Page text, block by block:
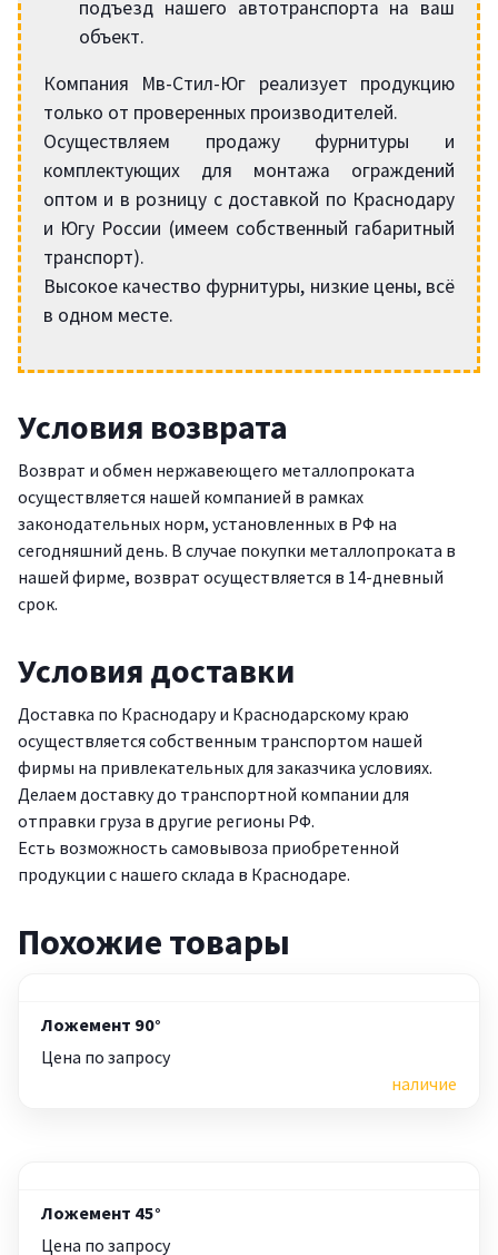
подъезд нашего автотранспорта на ваш
объект.
Компания Мв-Стил-Юг реализует продукцию
только от проверенных производителей.
Осуществляем продажу фурнитуры и
комплектующих для монтажа ограждений
оптом и в розницу с доставкой по Краснодару
и Югу России (имеем собственный габаритный
транспорт).
Высокое качество фурнитуры, низкие цены, всё
в одном месте.
Условия возврата
Возврат и обмен нержавеющего металлопроката
осуществляется нашей компанией в рамках
законодательных норм, установленных в РФ на
сегодняшний день. В случае покупки металлопроката в
нашей фирме, возврат осуществляется в 14-дневный
срок.
Условия доставки
Доставка по Краснодару и Краснодарскому краю
осуществляется собственным транспортом нашей
фирмы на привлекательных для заказчика условиях.
Делаем доставку до транспортной компании для
отправки груза в другие регионы РФ.
Есть возможность самовывоза приобретенной
продукции с нашего склада в Краснодаре.
Похожие товары
Ложемент 90°
Цена по запросу
наличие
Ложемент 45°
Цена по запросу